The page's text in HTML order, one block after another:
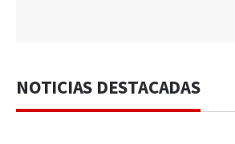
NOTICIAS DESTACADAS